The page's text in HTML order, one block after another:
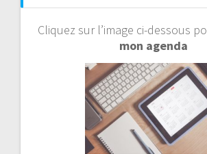
Cliquez sur l’image ci-dessous
mon agenda